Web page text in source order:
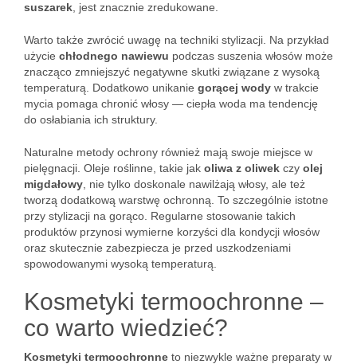
suszarek , jest znacznie zredukowane.
Warto także zwrócić uwagę na techniki stylizacji. Na przykład
użycie chłodnego nawiewu podczas suszenia włosów może
znacząco zmniejszyć negatywne skutki związane z wysoką
temperaturą. Dodatkowo unikanie gorącej wody w trakcie
mycia pomaga chronić włosy — ciepła woda ma tendencję
do osłabiania ich struktury.
Naturalne metody ochrony również mają swoje miejsce w
pielęgnacji. Oleje roślinne, takie jak oliwa z oliwek czy olej
migdałowy , nie tylko doskonale nawilżają włosy, ale też
tworzą dodatkową warstwę ochronną. To szczególnie istotne
przy stylizacji na gorąco. Regularne stosowanie takich
produktów przynosi wymierne korzyści dla kondycji włosów
oraz skutecznie zabezpiecza je przed uszkodzeniami
spowodowanymi wysoką temperaturą.
Kosmetyki termoochronne –
co warto wiedzieć?
Kosmetyki termoochronne to niezwykle ważne preparaty w